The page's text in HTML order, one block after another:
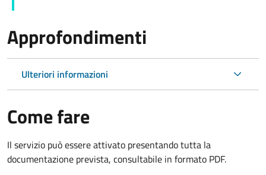
Approfondimenti
Ulteriori informazioni
Come fare
Il servizio può essere attivato presentando tutta la
documentazione prevista, consultabile in formato PDF.